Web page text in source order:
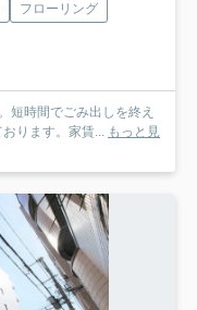
フローリング
短時間でごみ出しを終え
ります。家賃... もっと見